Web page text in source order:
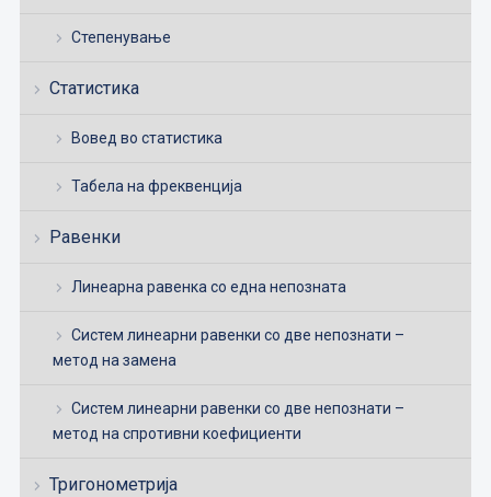
Степенување
Статистика
Вовед во статистика
Табела на фреквенција
Равенки
Линеарна равенка со една непозната
Систем линеарни равенки со две непознати –
метод на замена
Систем линеарни равенки со две непознати –
метод на спротивни коефициенти
Тригонометрија